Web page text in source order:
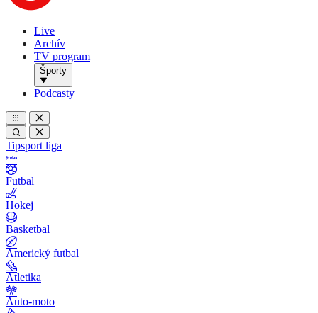
Live
Archív
TV program
Športy
Podcasty
Tipsport liga
Futbal
Hokej
Basketbal
Americký futbal
Atletika
Auto-moto